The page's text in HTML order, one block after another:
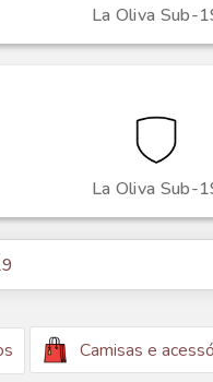
La Oliva Sub-
La Oliva Sub-
Camisas e